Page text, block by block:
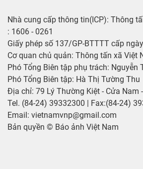
Nhà cung cấp thông tin(ICP): Thông
: 1606 - 0261
Giấy phép số 137/GP-BTTTT cấp
Cơ quan chủ quản: Thông tấn xã Việt
Phó Tổng Biên tập phụ trách: Nguyễn
Phó Tổng Biên tập: Hà Thị Tường Thu
Địa chỉ: 79 Lý Thường Kiệt - Cửa Nam
Tel. (84-24) 39332300 | Fax:(84-24)
Email: vietnamvnp@gmail.com
Bản quyền © Báo ảnh Việt Nam